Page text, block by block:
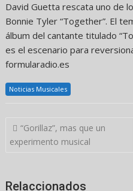
David Guetta rescata uno de
Bonnie Tyler “Together”. El
álbum del cantante titulado
es el escenario para
formularadio.es
Noticias Musicales
Navegación
de
“Gorillaz”, mas que un
experimento musical
Relaccionados